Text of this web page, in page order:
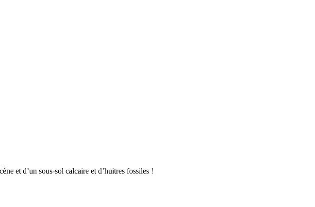
et d’un sous-sol calcaire et d’huitres fossiles !